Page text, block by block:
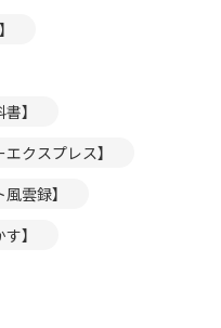
】
クスプレス】
雲録】
】